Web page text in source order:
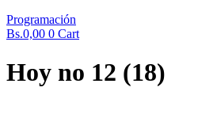
Programación
Bs.0,00 0 Cart
Hoy no 12 (18)